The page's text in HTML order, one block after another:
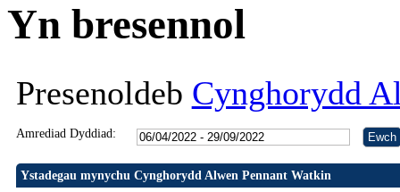
Yn bresennol
Presenoldeb Cynghorydd
Amrediad Dyddiad:
Ystadegau mynychu Cynghorydd Alwen Pennant Watkin